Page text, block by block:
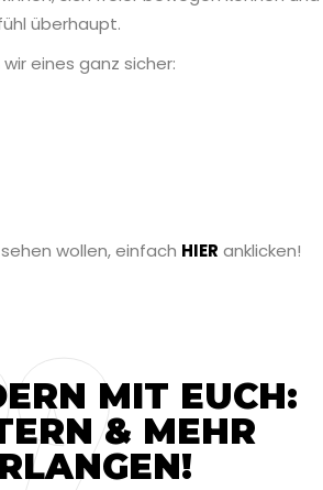
überhaupt.
eines ganz sicher:
wollen, einfach HIER anklicken!
MIT EUCH:
& MEHR